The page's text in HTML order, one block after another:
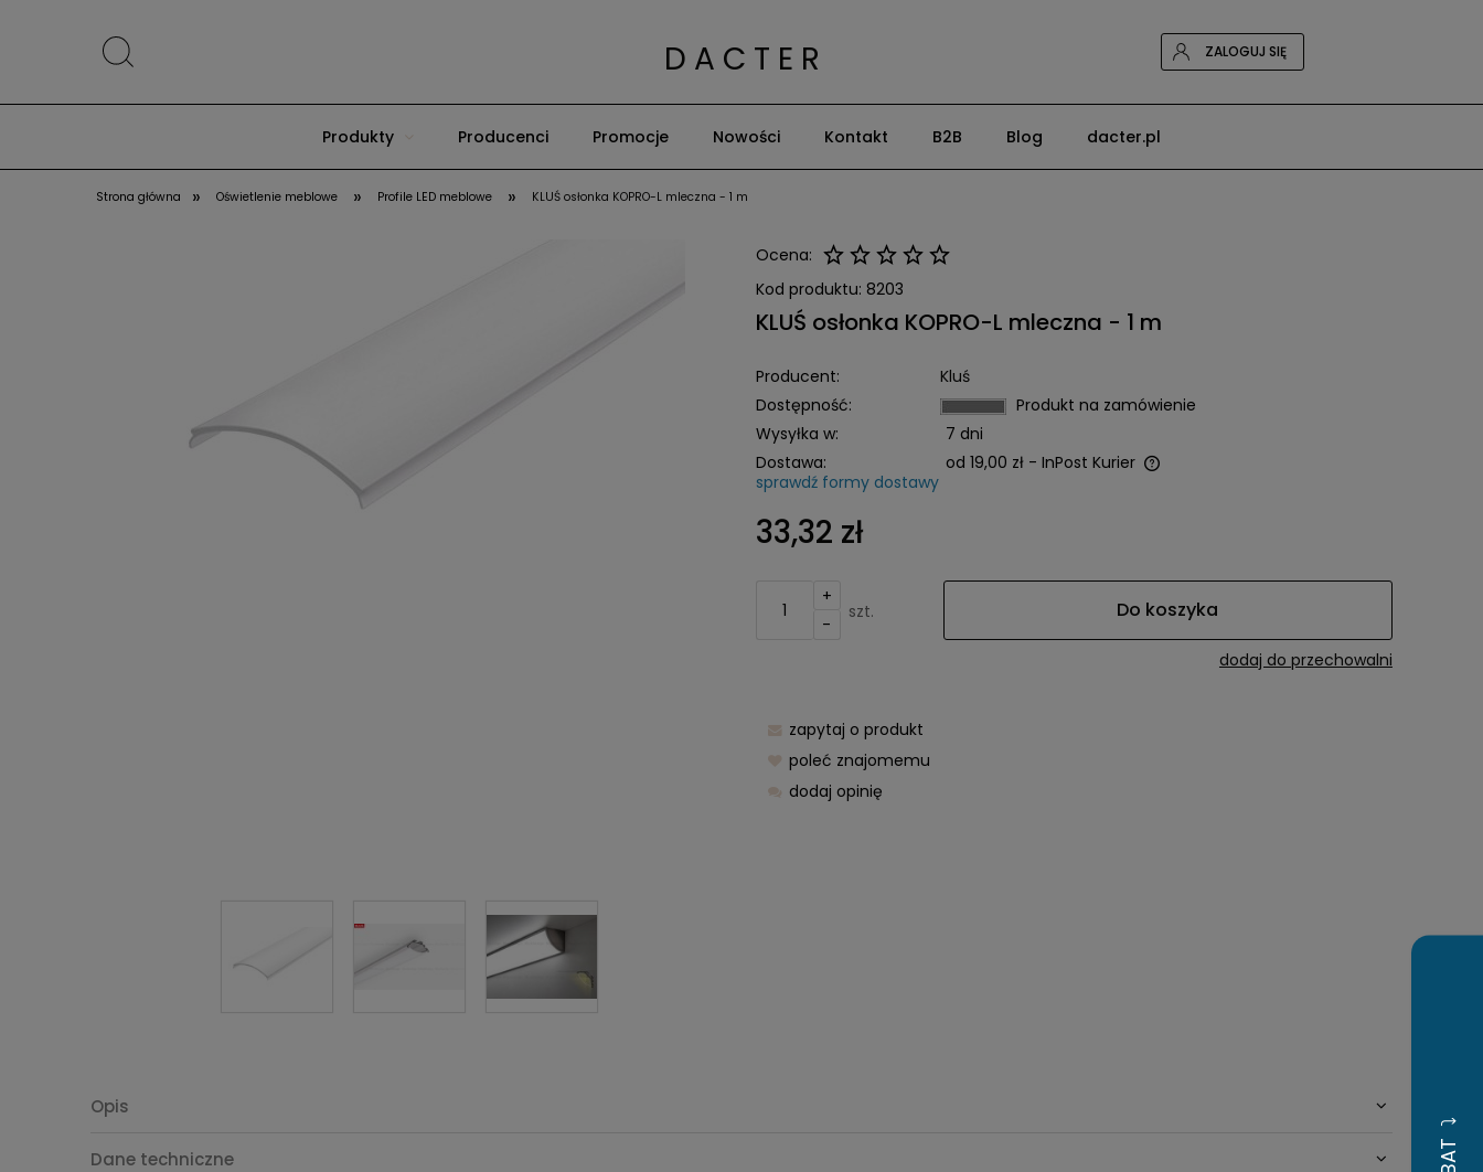
D A C T E R ZALOGUJ SIĘ
Produkty Producenci Promocje Nowości Kontakt B2B Blog dacter.pl
Strona główna » Oświetlenie meblowe » Profile LED meblowe » KLUŚ osłonka KOPRO-L mleczna - 1 m
Ocena:
Kod produktu: 8203
KLUŚ osłonka KOPRO-L mleczna - 1 m
Producent:
Kluś
Dostępność:
Produkt na zamówienie
Wysyłka w:
7 dni
Dostawa:
od 19,00 zł - InPost Kurier
kosztów płatności
sprawdź formy dostawy
33,32 zł
+
-
szt. Do koszyka
dodaj do przechowalni
zapytaj o produkt
poleć znajomemu
dodaj opinię
Opis
Dane techniczne